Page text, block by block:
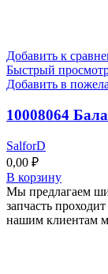
Добавить к
Быстрый
Добавить в
10008064
SalforD
0,00 ₽
В корзину
Мы предлагаем
запчасть
нашим клиентам